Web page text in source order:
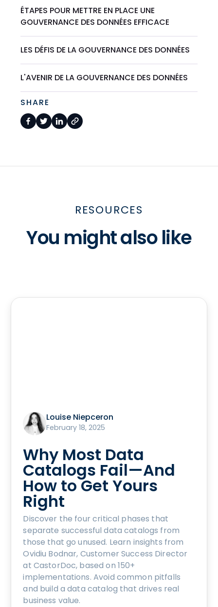
ÉTAPES POUR METTRE EN PLACE UNE
GOUVERNANCE DES DONNÉES EFFICACE
LES DÉFIS DE LA GOUVERNANCE DES DONNÉES
L'AVENIR DE LA GOUVERNANCE DES DONNÉES
SHARE
RESOURCES
You might also like
Louise Niepceron
February 18, 2025
Why Most Data
Catalogs Fail—And
How to Get Yours
Right
Discover the four critical phases that
separate successful data catalogs from
those that go unused. Learn insights from
Ovidiu Bodnar, Customer Success Director
at CastorDoc, based on 150+
implementations. Avoid common pitfalls
and build a data catalog that drives real
business value.